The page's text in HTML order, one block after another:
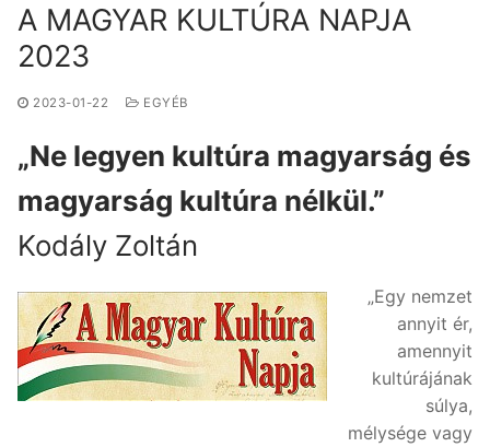
A MAGYAR KULTÚRA NAPJA
2023
2023-01-22 EGYÉB
„Ne legyen kultúra magyarság és
magyarság kultúra nélkül.”
Kodály Zoltán
„Egy nemzet
annyit ér,
amennyit
kultúrájának
súlya,
mélysége vagy